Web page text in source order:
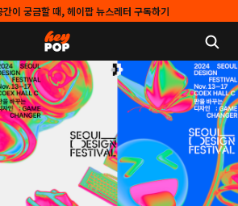
이 궁금할 때, 헤이팝 뉴스레터 구독하기